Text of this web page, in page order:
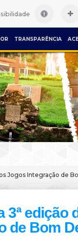
TRANSPARÊNCIA
Jogos Integração de
3ª edição
de Bom